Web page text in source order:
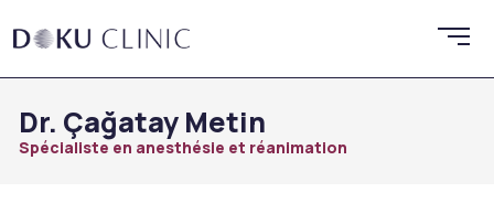
Dr. Çağatay Metin
Spécialiste en anesthésie et réanimation